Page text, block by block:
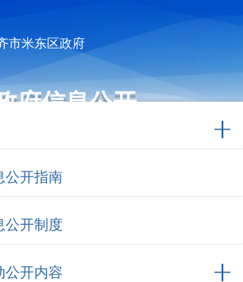
市米东区政府
府信息公开
公开指南
公开制度
公开内容